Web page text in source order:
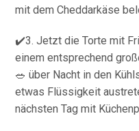
mit dem Cheddarkäse
✔️3. Jetzt die Torte mit
einem entsprechend
🥗 über Nacht in den
etwas Flüssigkeit
nächsten Tag mit